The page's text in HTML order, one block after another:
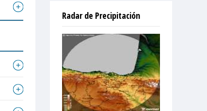
Radar de Precipitación